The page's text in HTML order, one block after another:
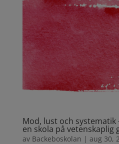
Mod, lust och
en skola på vetenskaplig
av Backeboskolan | aug 30,